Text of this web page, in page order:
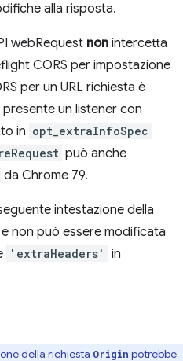
alla risposta.
webRequest non intercetta
CORS per impostazione
per un URL richiesta è
un listener con
in opt_extraInfoSpec
può anche
da Chrome 79.
intestazione della
e non può essere modificata
'extraHeaders' in
della richiesta Origin potrebbe